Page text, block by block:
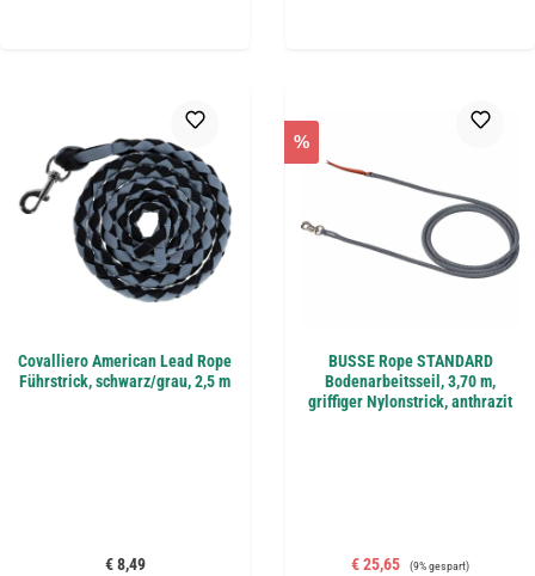
Covalliero American Lead Rope
Führstrick, schwarz/grau, 2,5 m
Regulärer Preis:
€ 8,49
%
BUSSE Rope STANDARD
Bodenarbeitsseil, 3,70 m,
griffiger Nylonstrick, anthrazit
Verkaufspreis:
€ 25,65 Regulärer Preis:
(9% gespart)